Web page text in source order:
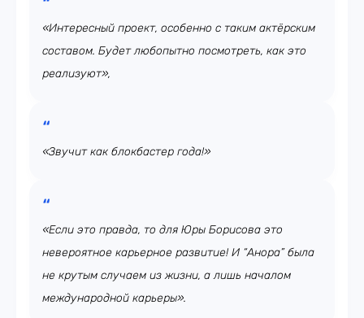
«Интересный проект, особенно с таким актёрским
составом. Будет любопытно посмотреть, как это
реализуют»,
«Звучит как блокбастер года!»
«Если это правда, то для Юры Борисова это
невероятное карьерное развитие! И “Анора” была
не крутым случаем из жизни, а лишь началом
международной карьеры».